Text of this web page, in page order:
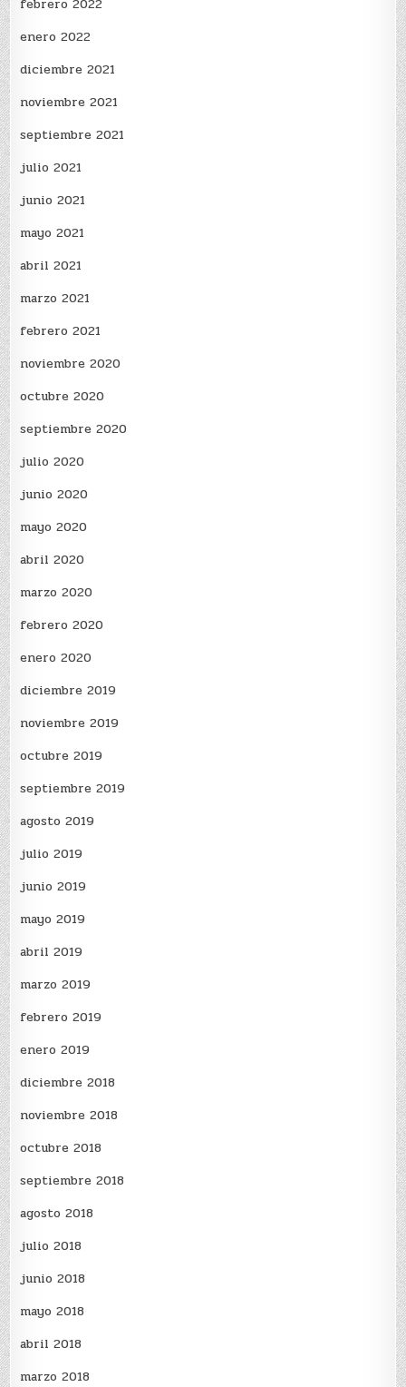
enero 2022
diciembre 2021
noviembre 2021
septiembre 2021
julio 2021
junio 2021
mayo 2021
abril 2021
marzo 2021
febrero 2021
noviembre 2020
octubre 2020
septiembre 2020
julio 2020
junio 2020
mayo 2020
abril 2020
marzo 2020
febrero 2020
enero 2020
diciembre 2019
noviembre 2019
octubre 2019
septiembre 2019
agosto 2019
julio 2019
junio 2019
mayo 2019
abril 2019
marzo 2019
febrero 2019
enero 2019
diciembre 2018
noviembre 2018
octubre 2018
septiembre 2018
agosto 2018
julio 2018
junio 2018
mayo 2018
abril 2018
marzo 2018